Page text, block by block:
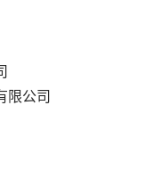
限公司